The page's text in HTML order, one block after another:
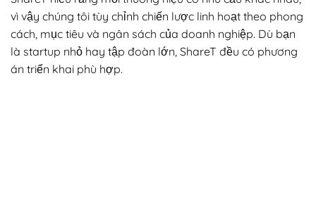
vì vậy chúng tôi tùy chỉnh chiến lược linh hoạt theo phong
cách, mục tiêu và ngân sách của doanh nghiệp. Dù bạn
là startup nhỏ hay tập đoàn lớn, ShareT đều có phương
án triển khai phù hợp.